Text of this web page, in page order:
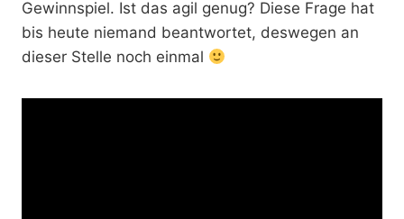
Gewinnspiel. Ist das agil genug? Diese Frage hat
bis heute niemand beantwortet, deswegen an
dieser Stelle noch einmal